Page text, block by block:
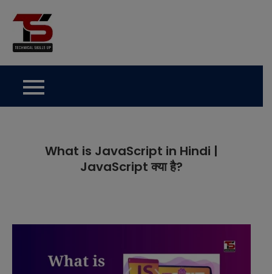
content
What is JavaScript in Hindi |
JavaScript क्या है?